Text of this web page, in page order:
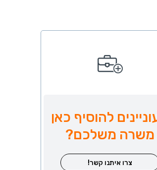
להוסיף כאן
משרה משלכם?
צרו איתנו קשר!